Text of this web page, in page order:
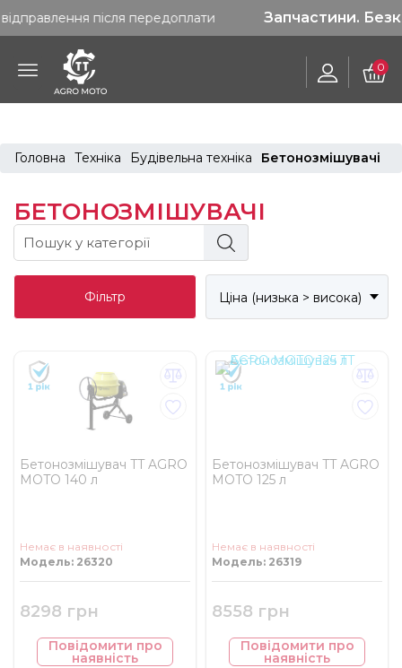
після передоплати Запчастини. Безкоштовна
0
Головна Техніка Будівельна техніка Бетонозмішувачі
БЕТОНОЗМІШУВАЧІ
Фільтр Ціна (низька > висока)
Бетонозмішувач TT AGRO
MOTO 140 л
Немає в наявності
Модель: 26320
8298 грн
Повідомити про
наявність
Бетонозмішувач TT AGRO
MOTO 125 л
Немає в наявності
Модель: 26319
8558 грн
Повідомити про
наявність